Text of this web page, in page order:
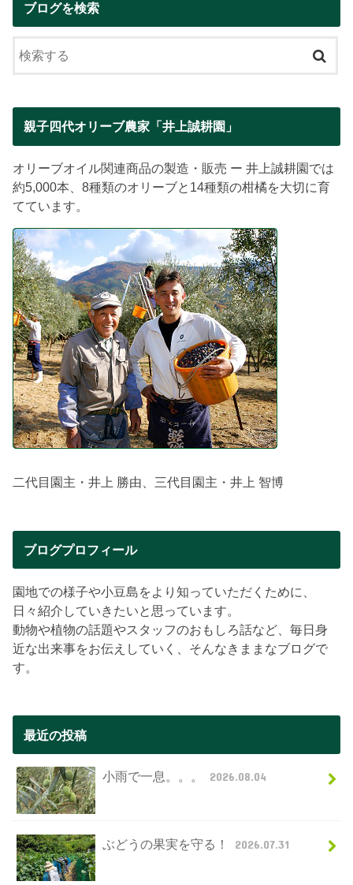
ブログを検索
親子四代オリーブ農家「井上誠耕園」
オリーブオイル関連商品の製造・販売 ー 井上誠耕園では
約5,000本、8種類のオリーブと14種類の柑橘を大切に育
てています。
二代目園主・井上 勝由、三代目園主・井上 智博
ブログプロフィール
園地での様子や小豆島をより知っていただくために、
日々紹介していきたいと思っています。
動物や植物の話題やスタッフのおもしろ話など、毎日身
近な出来事をお伝えしていく、そんなきままなブログで
す。
最近の投稿
小雨で一息。。。 2026.08.04
ぶどうの果実を守る！ 2026.07.31